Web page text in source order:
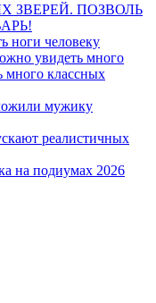
ЗВЕРЕЙ. ПОЗВОЛЬ
ноги человеку
увидеть много
много классных
мужику
реалистичных
на подиумах 2026